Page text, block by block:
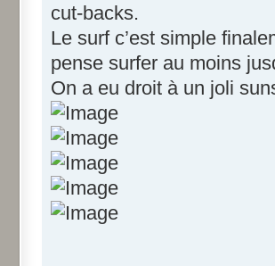
cut-backs.
Le surf c’est simple
pense surfer au moins
On a eu droit à un joli